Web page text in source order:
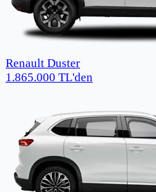
Renault Duster
1.865.000 TL'den